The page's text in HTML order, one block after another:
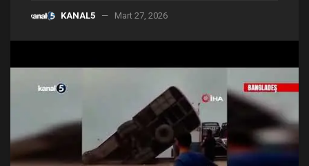
KANAL5 Mart 27, 2026